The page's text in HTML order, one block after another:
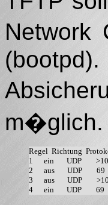
Network
m�glich.
Regel  Richtung
1      ein       UDP
2      aus       UDP
3      aus       UDP